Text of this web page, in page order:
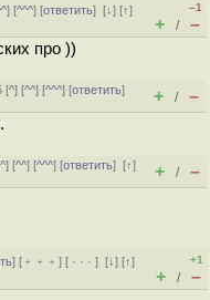
] [^^^] [ответить][↓] [↑]
–1
+ / –
про ))
[^] [^^] [^^^] [ответить]
+ / –
^] [^^] [^^^] [ответить][↑]
+ / –
] [ ﹢﹢﹢] [ · · ·][↓] [↑]
+1
+ / –